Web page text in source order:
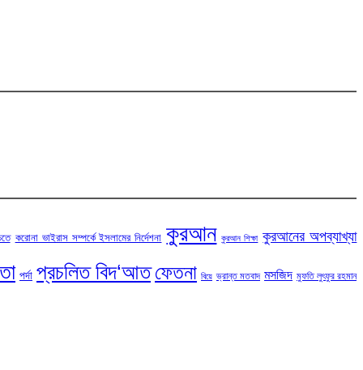
করোনা ভাইরাস সম্পর্কে ইসলামের নির্দেশনা কুরআন কুরআন শিক্ষা কুরআনের অপব্যাখ্যা
পর্দা প্রচলিত বিদ‘আত ফেতনা বিয়ে ভ্রান্ত মতবাদ মসজিদ মুফতি লুৎফুর রহমান